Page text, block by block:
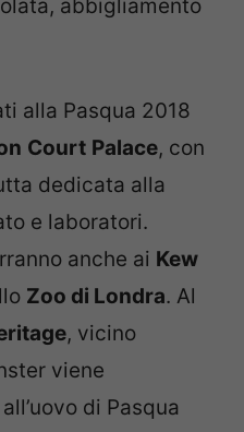
abbigliamento
alla Pasqua 2018
Court Palace, con
dedicata alla
e laboratori.
anche ai Kew
Zoo di Londra. Al
, vicino
viene
di Pasqua